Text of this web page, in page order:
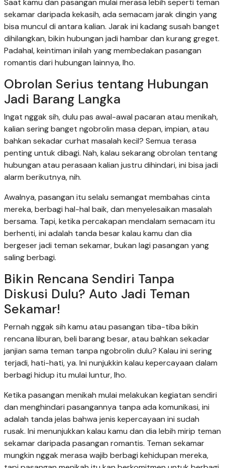
sekamar daripada kekasih, ada semacam jarak dingin yang
bisa muncul di antara kalian. Jarak ini kadang susah banget
dihilangkan, bikin hubungan jadi hambar dan kurang greget.
Padahal, keintiman inilah yang membedakan pasangan
romantis dari hubungan lainnya, lho.
Obrolan Serius tentang Hubungan
Jadi Barang Langka
Ingat nggak sih, dulu pas awal-awal pacaran atau menikah,
kalian sering banget ngobrolin masa depan, impian, atau
bahkan sekadar curhat masalah kecil? Semua terasa
penting untuk dibagi. Nah, kalau sekarang obrolan tentang
hubungan atau perasaan kalian justru dihindari, ini bisa jadi
alarm berikutnya, nih.
Awalnya, pasangan itu selalu semangat membahas cinta
mereka, berbagi hal-hal baik, dan menyelesaikan masalah
bersama. Tapi, ketika percakapan mendalam semacam itu
berhenti, ini adalah tanda besar kalau kamu dan dia
bergeser jadi teman sekamar, bukan lagi pasangan yang
saling berbagi.
Bikin Rencana Sendiri Tanpa
Diskusi Dulu? Auto Jadi Teman
Sekamar!
Pernah nggak sih kamu atau pasangan tiba-tiba bikin
rencana liburan, beli barang besar, atau bahkan sekadar
janjian sama teman tanpa ngobrolin dulu? Kalau ini sering
terjadi, hati-hati, ya. Ini nunjukkin kalau kepercayaan dalam
berbagi hidup itu mulai luntur, lho.
Ketika pasangan menikah mulai melakukan kegiatan sendiri
dan menghindari pasangannya tanpa ada komunikasi, ini
adalah tanda jelas bahwa jenis kepercayaan ini sudah
rusak. Ini menunjukkan kalau kamu dan dia lebih mirip teman
sekamar daripada pasangan romantis. Teman sekamar
mungkin nggak merasa wajib berbagi kehidupan mereka,